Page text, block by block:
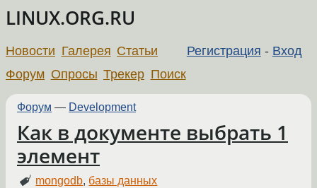
LINUX.ORG.RU
Регистрация - Вход
Новости Галерея Статьи
Форум Опросы Трекер Поиск
Форум — Development
Как в документе выбрать 1
элемент
mongodb, базы данных